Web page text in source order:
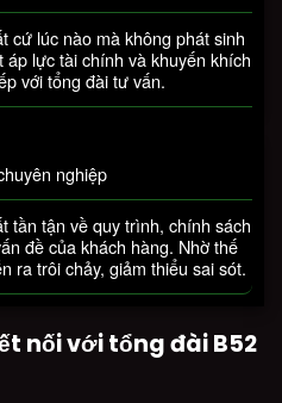
cứ lúc nào mà không phát sinh
lực tài chính và khuyến khích
với tổng đài tư vấn.
nghiệp
tần tận về quy trình, chính sách
đề của khách hàng. Nhờ thế
ra trôi chảy, giảm thiểu sai sót.
nối với tổng đài B52